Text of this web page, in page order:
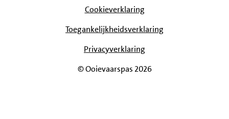
Cookieverklaring
Toegankelijkheidsverklaring
Privacyverklaring
© Ooievaarspas 2026